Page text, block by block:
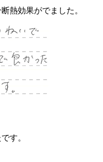
熱効果がでました。
す。